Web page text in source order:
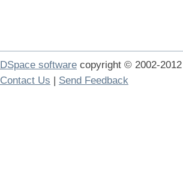
DSpace software copyright © 2002-2012
Contact Us | Send Feedback